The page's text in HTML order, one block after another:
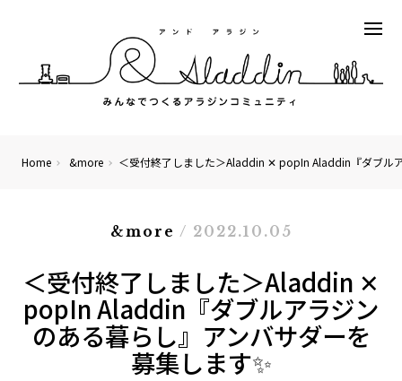
Home &more ＜受付終了しました＞Aladdin ✕ popIn Aladdin『ダブル
&more / 2022.10.05
＜受付終了しました＞Aladdin ✕
popIn Aladdin『ダブルアラジン
のある暮らし』アンバサダーを
募集します✨